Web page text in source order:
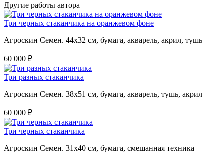
Другие работы автора
Три черных стаканчика на оранжевом фоне
Агроскин Семен. 44х32 см, бумага, акварель, акрил, тушь
60 000 ₽
Три разных стаканчика
Агроскин Семен. 38х51 см, бумага, акварель, тушь, акрил
60 000 ₽
Три черных стаканчика
Агроскин Семен. 31х40 см, бумага, смешанная техника